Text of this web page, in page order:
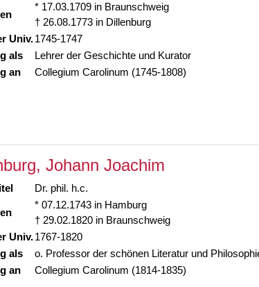
* 17.03.1709 in Braunschweig
† 26.08.1773 in Dillenburg
Univ.1745-1747
als
Lehrer der Geschichte und Kurator
an
Collegium Carolinum (1745-1808)
Johann Joachim
Dr. phil. h.c.
* 07.12.1743 in Hamburg
† 29.02.1820 in Braunschweig
Univ.1767-1820
als
o. Professor der schönen Literatur und
an
Collegium Carolinum (1814-1835)